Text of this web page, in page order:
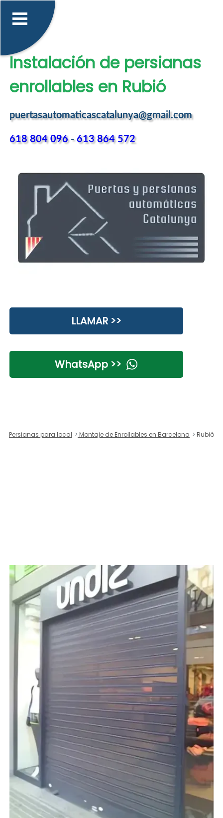
Instalación de persianas
enrollables en Rubió
puertasautomaticascatalunya@gmail.com
618 804 096 -613 864 572
LLAMAR >>
WhatsApp >>
Persianas para local Montaje de Enrollables en Barcelona Rubió